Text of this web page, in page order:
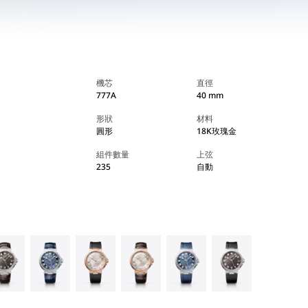
機芯
777A
直徑
40 mm
形狀
圓形
材料
18K玫瑰金
組件數量
235
上弦
自動